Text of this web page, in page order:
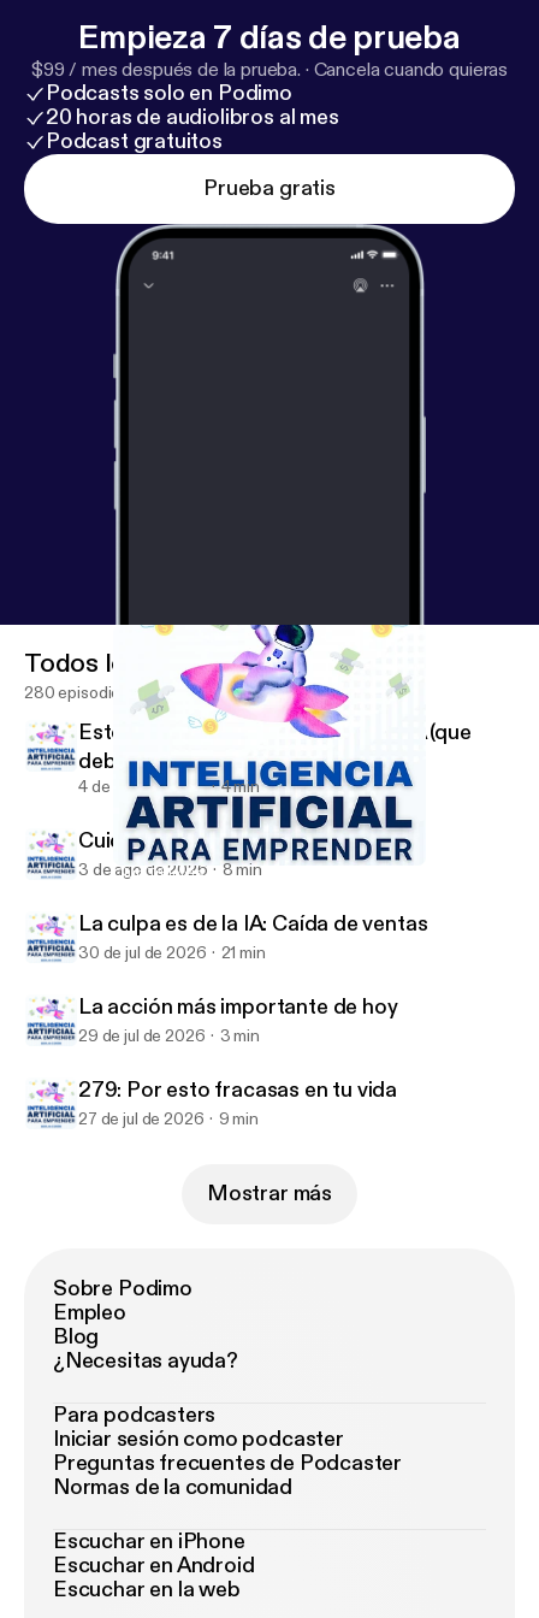
com/metricoolNoticias Redes Sociales:https://red
essocialeshoy.comNoticias IA:https://inteligenciaar
tificialhoy.comClub: https://triunfers.com
Empieza 7 días de prueba
$99 / mes después de la prueba. · Cancela cuando quieras
Podcasts solo en Podimo
20 horas de audiolibros al mes
Podcast gratuitos
Prueba gratis
Club Triunfers Gratis para Emprendedores
Todos los episodios
280 episodios
Esto es lo que más me gusta de la IA (que
deberías copiar)
4 de ago de 2026 4 min
Cuidado con la IA si haces esto
3 de ago de 2026 8 min
La culpa es de la IA: Caída de ventas
30 de jul de 2026 21 min
La acción más importante de hoy
29 de jul de 2026 3 min
279: Por esto fracasas en tu vida
27 de jul de 2026 9 min
Mostrar más
Sobre Podimo
Empleo
Blog
¿Necesitas ayuda?
Para podcasters
Iniciar sesión como podcaster
Preguntas frecuentes de Podcaster
Normas de la comunidad
Escuchar en iPhone
Escuchar en Android
Escuchar en la web